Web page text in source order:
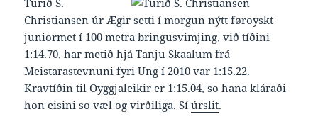
Christiansen úr Ægir setti í morgun nýtt føroyskt
juniormet í 100 metra bringusvimjing, við tíðini
1:14.70, har metið hjá Tanju Skaalum frá
Meistarastevnuni fyri Ung í 2010 var 1:15.22.
Kravtíðin til Oyggjaleikir er 1:15.04, so hana kláraði
hon eisini so væl og virðiliga. Síúrslit.